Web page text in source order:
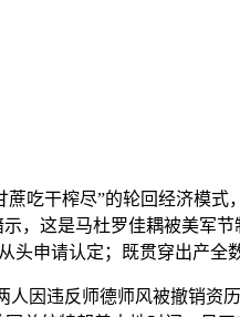
吃干榨尽”的轮回经济模式
，这是马杜罗佳耦被美军
头申请认定；既贯穿出产全
违反师德师风被撤销资历